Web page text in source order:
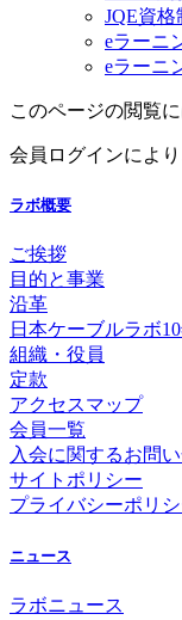
JQE資格
eラーニ
eラーニ
このページの閲覧
会員ログインによ
ラボ概要
ご挨拶
目的と事業
沿革
日本ケーブルラボ
組織・役員
定款
アクセスマップ
会員一覧
入会に関するお問
サイトポリシー
プライバシーポリ
ニュース
ラボニュース